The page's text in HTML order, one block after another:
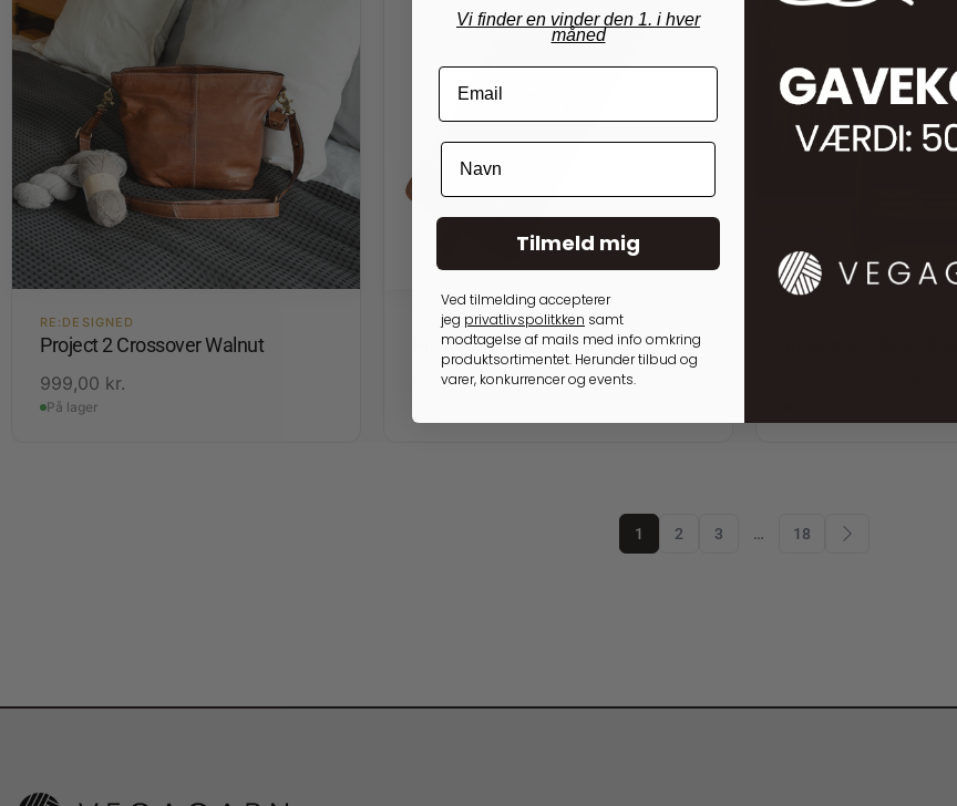
RE:DESIGNED
Project 2 Crossover Walnut
999,00 kr.
På lager
OPBEVARINGSLØSNINGER TIL RUNDPINDE
Project 14 Burned Tan
699,00 kr.
1 2 3 … 18
Vi finder en vinder den 1. i hver
måned
Tilmeld mig
Ved tilmelding accepterer
jeg privatlivspolitkken samt
modtagelse af mails med info omkring
produktsortimentet. Herunder tilbud og
varer, konkurrencer og events.